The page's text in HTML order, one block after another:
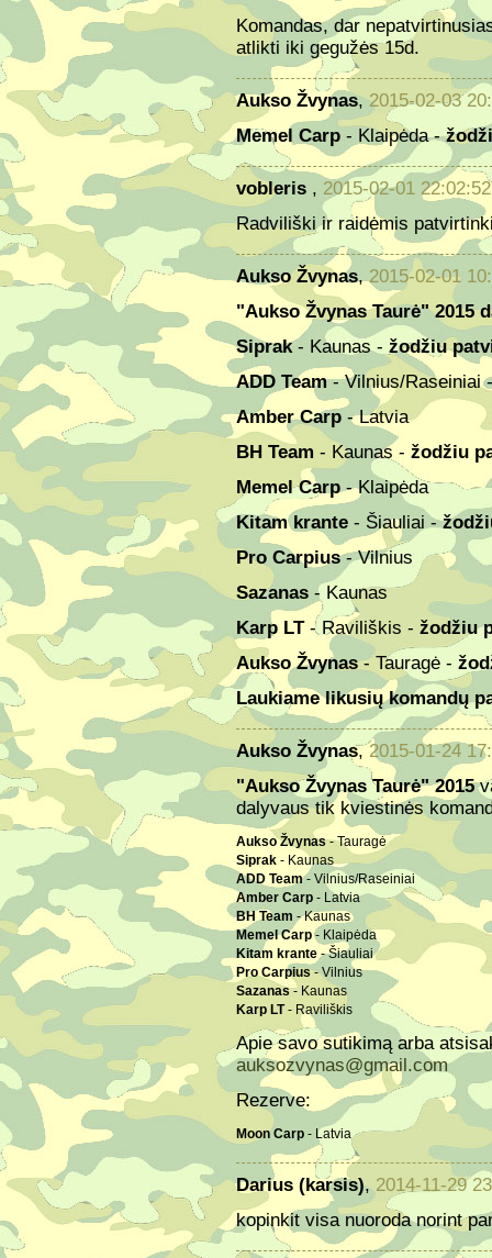
Komandas, dar
atlikti iki gegužės 15d.
Aukso Žvynas,2015-02-03
Memel Carp - Klaipėda -
vobleris , 2015-02-01 22:02:52
Radviliški ir raidėmis
Aukso Žvynas,2015-02-01
"Aukso Žvynas Taurė" 2015
Siprak- Kaunas - žodžiu
ADD Team- Vilnius/Raseiniai
Amber Carp - Latvia
BH Team - Kaunas - žodžiu
Memel Carp- Klaipėda
Kitam krante - Šiauliai -
Pro Carpius- Vilnius
Sazanas - Kaunas
Karp LT- Raviliškis - žodžiu
Aukso Žvynas- Tauragė -
Laukiame likusių komandų
Aukso Žvynas,2015-01-24
"Aukso Žvynas Taurė" 2015
dalyvaus tik kviestinės
Aukso Žvynas- Tauragė
Siprak - Kaunas
ADD Team- Vilnius/Raseiniai
Amber Carp - Latvia
BH Team - Kaunas
Memel Carp- Klaipėda
Kitam krante- Šiauliai
Pro Carpius- Vilnius
Sazanas- Kaunas
Karp LT- Raviliškis
Apie savo sutikimą arba
auksozvynas@gmail.com
Rezerve:
Moon Carp - Latvia
Darius (karsis), 2014-11-29
kopinkit visa nuoroda norint